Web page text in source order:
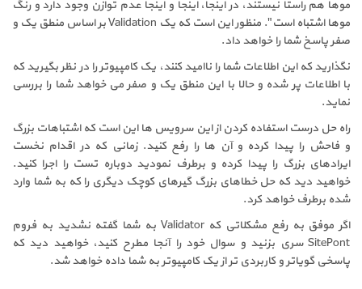
موها هم راستا نیستند، در اینجا، اینجا و اینجا عدم توازن وجود دارد و رنگ
موها اشتباه است". منظور این است که یک Validation بر اساس منطق یک و
صفر پاسخ شما را خواهد داد.
نگذارید که این اطلاعات شما را ناامید کنند، یک کامپیوتر را در نظر بگیرید که
با اطلاعات پر شده و حالا با این منطق یک و صفر می خواهد شما را بررسی
نماید.
راه حل درست استفاده کردن از این سرویس ها این است که اشتباهات بزرگ
و فاحش را پیدا کرده و آن ها را رفع کنید. زمانی که در اقدام نخست
ایرادهای بزرگ را پیدا کرده و برطرف نمودید دوباره تست را اجرا کنید.
خواهید دید که حل خطاهای بزرگ گیرهای کوچک دیگری را که به شما وارد
شده برطرف خواهد کرد.
اگر موفق به رفع مشکلاتی که Validator به شما گفته نشدید به فروم
SitePont سری بزنید و سوال خود را آنجا مطرح کنید، خواهید دید که
پاسخی گویاتر و کاربردی تر از یک کامپیوتر به شما داده خواهد شد.